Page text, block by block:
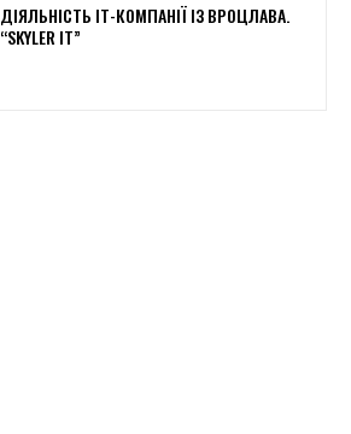
ДІЯЛЬНІСТЬ IT-КОМПАНІЇ ІЗ ВРОЦЛАВА.
“SKYLER IT”